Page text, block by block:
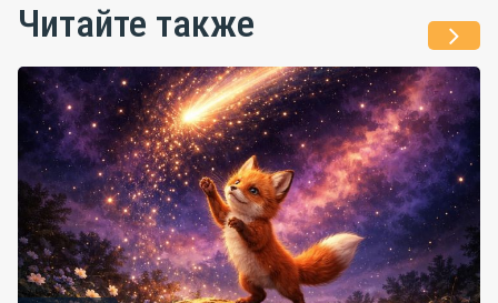
Читайте также